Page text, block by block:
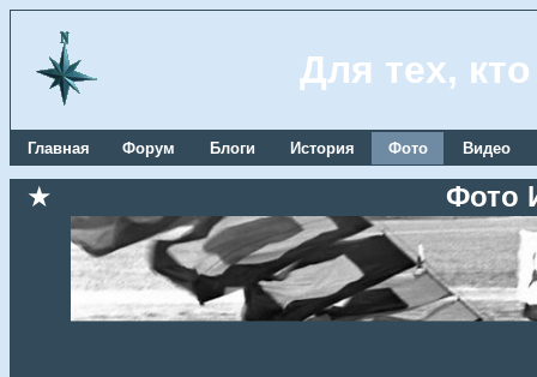
Для тех,
Главная Форум Блоги История Фото Видео
★ Фото